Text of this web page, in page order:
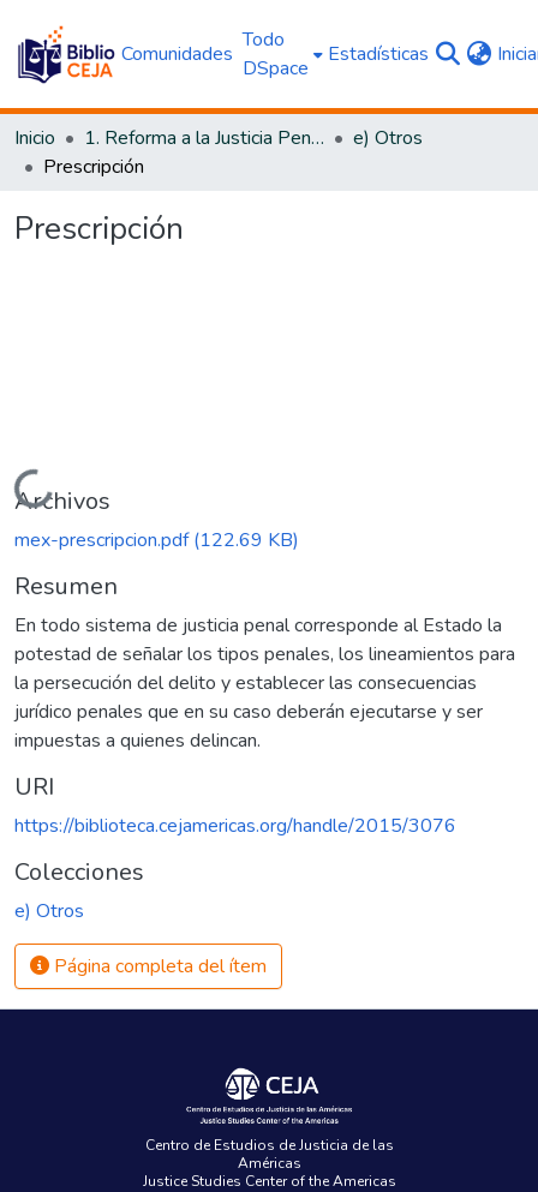
Comunidades
Todo
DSpace
Estadísticas
Inicio 1. Reforma a la Justicia Penal
e) Otros
Prescripción
Prescripción
Cargando...
Archivos
mex-prescripcion.pdf(122.69 KB)
Resumen
En todo sistema de justicia penal corresponde al Estado la
potestad de señalar los tipos penales, los lineamientos para
la persecución del delito y establecer las consecuencias
jurídico penales que en su caso deberán ejecutarse y ser
impuestas a quienes delincan.
URI
https://biblioteca.cejamericas.org/handle/2015/3076
Colecciones
e) Otros
Página completa del ítem
Centro de Estudios de Justicia de las
Américas
Justice Studies Center of the Americas